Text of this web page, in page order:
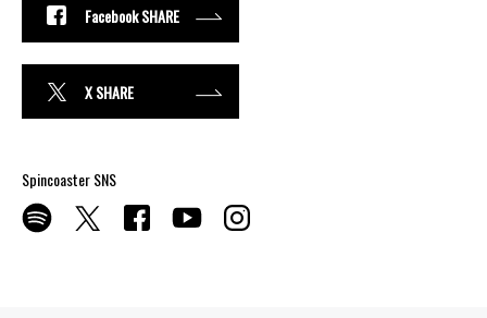
Facebook SHARE
X SHARE
Spincoaster SNS